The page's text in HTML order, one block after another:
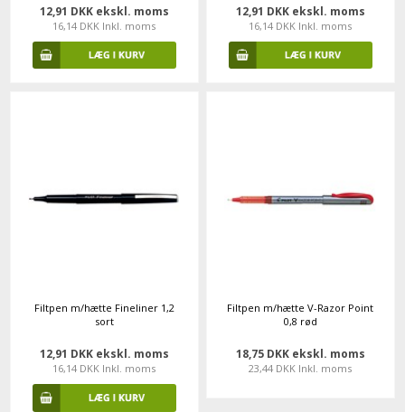
12,91 DKK ekskl. moms
16,14 DKK Inkl. moms
12,91 DKK ekskl. moms
16,14 DKK Inkl. moms
Filtpen m/hætte Fineliner 1,2
sort
12,91 DKK ekskl. moms
16,14 DKK Inkl. moms
Filtpen m/hætte V-Razor Point
0,8 rød
18,75 DKK ekskl. moms
23,44 DKK Inkl. moms